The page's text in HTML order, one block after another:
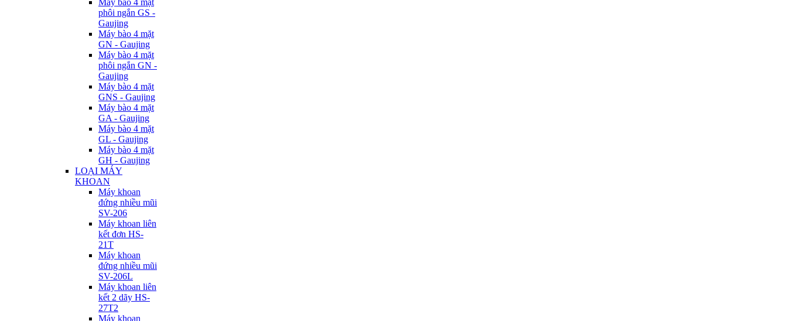
Máy bào 4 mặt
phôi ngắn GS -
Gaujing
Máy bào 4 mặt
GN - Gaujing
Máy bào 4 mặt
phôi ngắn GN -
Gaujing
Máy bào 4 mặt
GNS - Gaujing
Máy bào 4 mặt
GA - Gaujing
Máy bào 4 mặt
GL - Gaujing
Máy bào 4 mặt
GH - Gaujing
LOẠI MÁY
KHOAN
Máy khoan
đứng nhiều mũi
SV-206
Máy khoan liên
kết đơn HS-
21T
Máy khoan
đứng nhiều mũi
SV-206L
Máy khoan liên
kết 2 dãy HS-
27T2
Máy khoan